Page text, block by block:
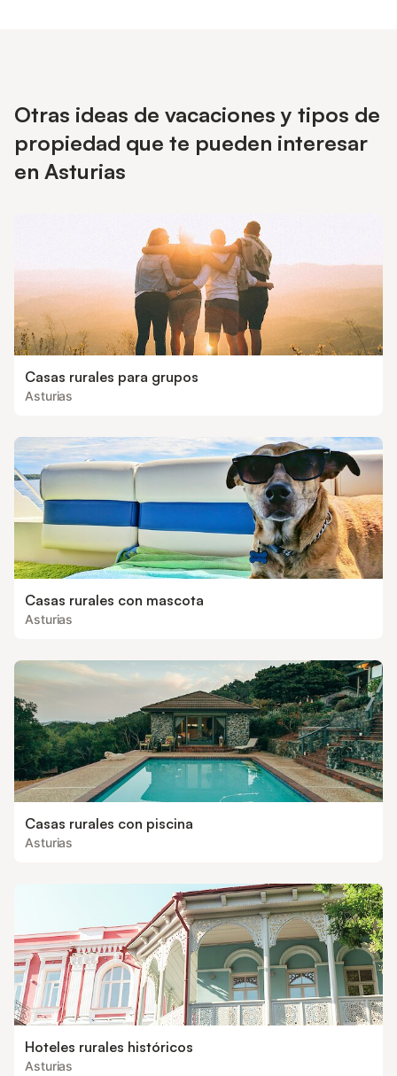
Otras ideas de vacaciones y tipos de
propiedad que te pueden interesar
en Asturias
Casas rurales para grupos
Asturias
Casas rurales con mascota
Asturias
Casas rurales con piscina
Asturias
Hoteles rurales históricos
Asturias